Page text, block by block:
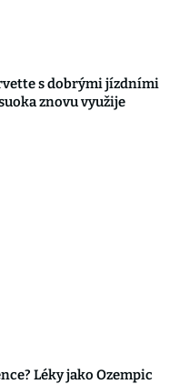
s dobrými jízdními
znovu využije
Léky jako Ozempic